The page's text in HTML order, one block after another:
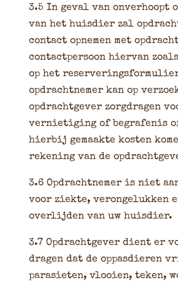
3.5 In geval van onverhoopt
van het huisdier zal
contact opnemen met
contactpersoon hiervan zoals
op het
opdrachtnemer kan op
opdrachtgever zorgdragen
vernietiging of begrafenis
hierbij gemaakte kosten
rekening van de
3.6 Opdrachtnemer is niet
voor ziekte, verongelukken
overlijden van uw huisdier.
3.7 Opdrachtgever dient er
dragen dat de oppasdieren
parasieten, vlooien, teken,